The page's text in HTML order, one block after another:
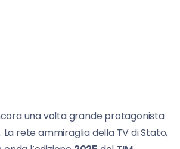
una volta grande protagonista
. La rete ammiraglia della TV di Stato,